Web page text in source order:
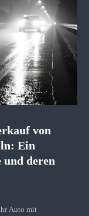
von
Ein
deren
Auto mit